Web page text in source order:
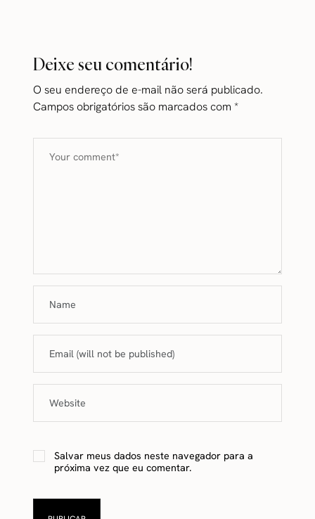
Deixe seu comentário!
O seu endereço de e-mail não será publicado.
Campos obrigatórios são marcados com*
Salvar meus dados neste navegador para a
próxima vez que eu comentar.